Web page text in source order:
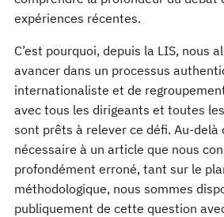
expériences récentes.
C’est pourquoi, depuis la LIS, nous
avancer dans un processus
internationaliste et de
avec tous les dirigeants et toutes
sont prêts à relever ce défi. Au-delà
nécessaire à un article que nous
profondément erroné, tant sur le
méthodologique, nous sommes
publiquement de cette question